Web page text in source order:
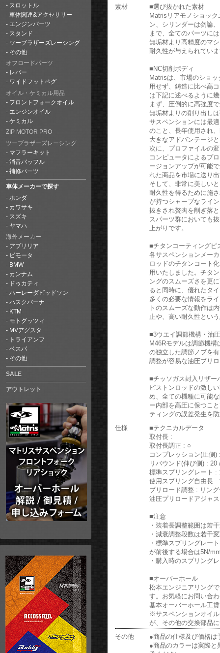
スロットル
車体関連&アクセサリー
エンジンパーツ
スタンド
ツーブラザーズレーシング
その他
オフロードパーツ
レバー
ワイドフットペグ
オイル・ケミカル用品
フロントフォークオイル
エンジンオイル
ケミカル
ZIP MOTOR PRO
ツーブラザーズレーシング
マフラーキット
消音バッフル
補修パーツ
車体メーカーで探す
ホンダ
カワサキ
スズキ
ヤマハ
海外メーカー
アプリリア
ビモータ
BMW
カンナム
ドゥカティ
ハーレーダビッドソン
ハスクバーナ
KTM
モトグッツィ
MVアグスタ
トライアンフ
ベスパ
その他
SALE
アウトレット
素材
■選び抜かれた素材
Matrisリアモノショッ
ン、シリンダーは勿論
まで、全てのパーツに
無垢材より高精度のマ
耐久性が与えられてい
■NC切削ボディ
Matrisは、市場のショ
用せず、鋳造に比べ高
は下記に述べるように
まず、圧倒的に高強度
無垢材よりの削り出し
サスペンションには最
のこと、長年使用され
大きなアドバンテージ
次に、プロファイルの
コンピュータによるプ
ージョンアップが可能
れた商品を市場に送り
そして、非常に美しい
耐久性を得るために施
が持つシャープなライ
抜きされ贅肉を削ぎ落
スパーツ群においても
上がりです。
■チタンコーティングピ
各サスペンションメー
ロッドのチタンコート
用いたしました。チタ
ングのスムーズさを更
ると同時に、優れたタ
多くの必要な情報をラ
トのスムーズな動作は
止や、高い耐久性とい
■3ウエイ調節機構・油
M46Rモデルは調節機
の独立した調節ノブを
調整が容易な油圧プリ
■チッソガス封入リザー
ピストンロッドの激し
め、全ての機種に可能
ー内部を高圧に保つこ
ティングの誤差発生を
仕様
■テクニカルデータ
取付長 :
取付長調正 : ○
コンプレッション(圧側)
リバウンド(伸び側) : 20
標準スプリングレート :
使用スプリング自由長 :
プリロード調整 : リン
油圧プリロードアジャ
■注意
・装着長調整範囲は若
・減衰調整段数は若干
・標準スプリングレー
が前後する場合は5N/
・購入時のスプリング
■オーバーホール
松本エンジニアリング
す。お気軽にお問い合
基本オーバーホール工
※サスペンションオイ
が、その他の交換部品
その他
●商品の仕様及び価格は
●商品のカラーは実際と